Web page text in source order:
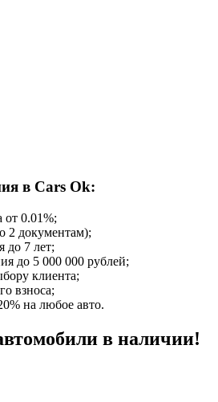
в Cars Ok:
от 0.01%;
2 документам);
до 7 лет;
до 5 000 000 рублей;
клиента;
взноса;
на любое авто.
в наличии!